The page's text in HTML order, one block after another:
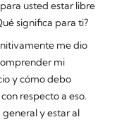
usted estar libre
significa para ti?
me dio
mi
y cómo debo
respecto a eso.
y estar al